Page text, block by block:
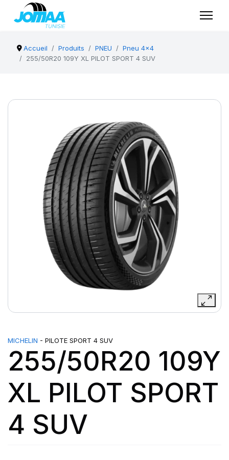
Accueil Produits PNEU
Pneu 4x4
255/50R20 109Y XL PILOT SPORT 4 SUV
MICHELIN - PILOTE SPORT 4 SUV
255/50R20 109Y
XL PILOT SPORT
4 SUV